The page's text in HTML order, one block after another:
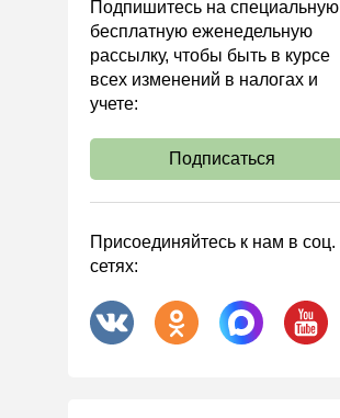
Охрана труда и аттестация
Охрана труда
Налоговое планирование
Финансовый контроль
Договоры
ООО
АО
Госзакупки
Подпишитесь на специальную
бесплатную еженедельную
рассылку, чтобы быть в курсе
всех изменений в налогах и
учете:
Подписаться
Присоединяйтесь к нам в соц.
сетях: